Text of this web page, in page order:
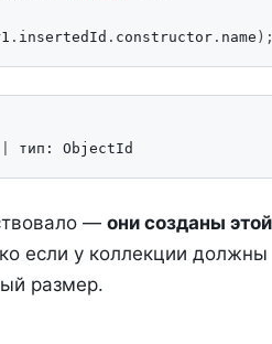
. insertedId . constructor . name );
—они созданы
если у коллекции должны
размер.